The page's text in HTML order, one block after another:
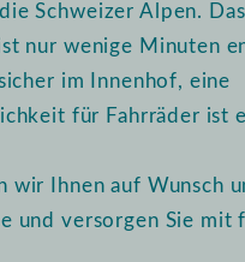
Schweizer Alpen. Das
nur wenige Minuten
im Innenhof, eine
für Fahrräder ist
wir Ihnen auf Wunsch
und versorgen Sie mit